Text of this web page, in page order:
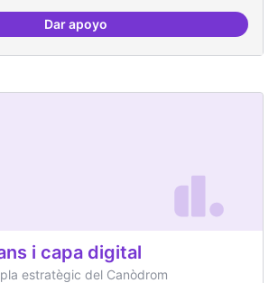
Dar apoyoMoviment Activista Digital
i capa digital
estratègic del Canòdrom